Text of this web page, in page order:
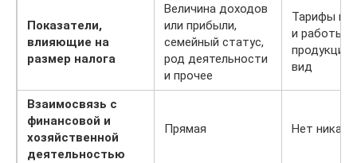
Показатели,
влияющие на
размер налога
Величина доходов
или прибыли,
семейный статус,
род деятельности
и прочее
Тарифы на
и работы,
продукцию
вид
Взаимосвязь с
финансовой и
хозяйственной
деятельностью
Прямая Нет